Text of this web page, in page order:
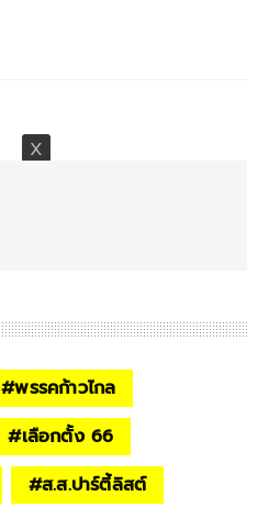
#พรรคก้าวไกล
#เลือกตั้ง 66
#ส.ส.ปาร์ตี้ลิสต์